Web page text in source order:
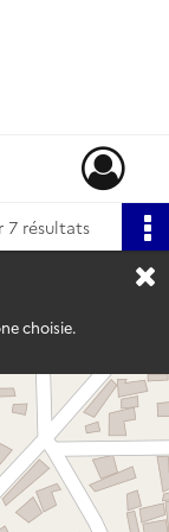
7 résultats
choisie.